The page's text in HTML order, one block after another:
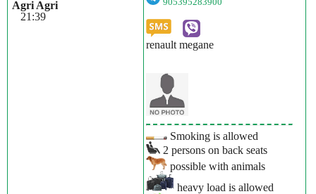
Agri Agri
21:39
905395283900
renault megane
Smoking is allowed
2 persons on back seats
possible with animals
heavy load is allowed